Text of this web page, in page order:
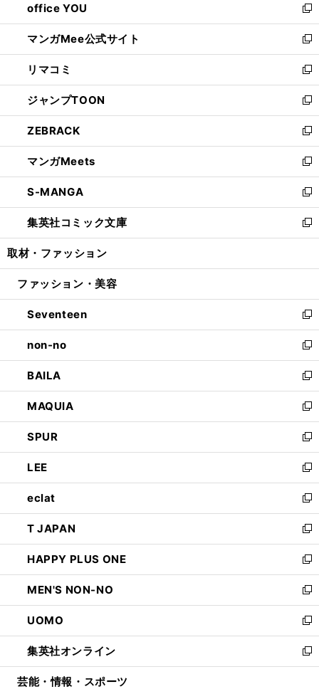
く
で
開
く
ィ
ン
ド
ウ
で
開
く
い
ウ
ィ
ン
ド
ウ
で
開
く
office YOU
新
し
い
ウ
ィ
ン
ド
ウ
で
開
く
マンガMee公式サイト
新
し
い
ウ
ィ
ン
ド
ウ
で
開
く
リマコミ
新
し
い
ウ
ィ
ン
ド
ウ
で
開
く
ジャンプTOON
新
し
い
ウ
ィ
ン
ド
ウ
で
開
ZEBRACK
新
し
い
ウ
ィ
ン
ド
ウ
開
マンガMeets
新
し
い
ウ
ィ
ン
ウ
開
く
S-MANGA
新
し
い
ウ
ン
ウ
で
開
く
集英社コミック文庫
新
し
ウ
ン
ド
ウ
で
開
く
取材・ファッション
ファッション・美容
Seventeen
新
し
い
ウ
ィ
ン
ド
ウ
で
開
く
non-no
新
し
い
ウ
ィ
ン
ド
ウ
で
開
く
BAILA
新
し
い
ウ
ィ
ン
ド
ウ
で
開
く
MAQUIA
新
し
い
ウ
ィ
ン
ド
ウ
で
開
く
SPUR
新
し
い
ウ
ィ
ン
ド
ウ
で
開
く
LEE
新
し
い
ウ
ィ
ン
ド
ウ
で
開
く
eclat
新
し
い
ウ
ィ
ン
ド
ウ
で
開
く
T JAPAN
新
し
い
ウ
ィ
ン
ド
ウ
で
開
HAPPY PLUS ONE
新
し
い
ウ
ィ
ン
ド
ウ
MEN'S NON-NO
新
し
い
ウ
ィ
ン
UOMO
新
し
い
ウ
集英社オンライン
新
し
芸能・情報・スポーツ